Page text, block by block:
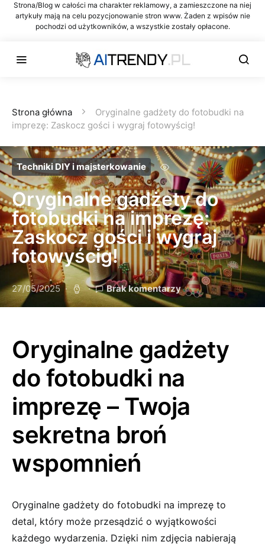
Strona/Blog w całości ma charakter reklamowy, a zamieszczone na niej
artykuły mają na celu pozycjonowanie stron www. Żaden z wpisów nie
pochodzi od użytkowników, a wszystkie zostały opłacone.
Strona główna
Oryginalne gadżety do fotobudki na
imprezę: Zaskocz gości i wygraj fotowyścig!
Techniki DIY i majsterkowanie
Oryginalne gadżety do
fotobudki na imprezę:
Zaskocz gości i wygraj
fotowyścig!
27/05/2025 Brak komentarzy
Oryginalne gadżety
do fotobudki na
imprezę – Twoja
sekretna broń
wspomnień
Oryginalne gadżety do fotobudki na imprezę to
detal, który może przesądzić o wyjątkowości
każdego wydarzenia. Dzięki nim zdjęcia nabierają